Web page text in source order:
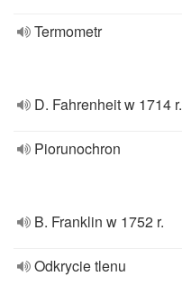
Termometr
D. Fahrenheit w 1714 r.
Piorunochron
B. Franklin w 1752 r.
Odkrycie tlenu